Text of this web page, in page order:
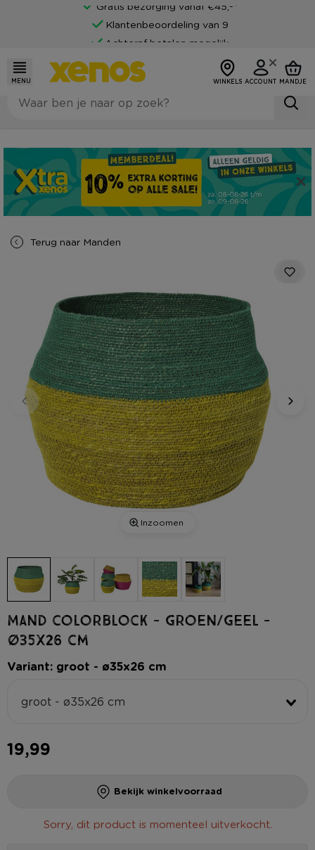
Gratis bezorging vanaf €45,-*
Klantenbeoordeling van 9
Achteraf betalen mogelijk
MENU WINKELS ACCOUNT MANDJE
Terug naar Manden
Inzoomen
Mand colorblock - groen/geel -
ø35x26 cm
Variant: groot - ø35x26 cm
groot - ø35x26 cm
19,99
Bekijk winkelvoorraad
Sorry, dit product is momenteel uitverkocht.